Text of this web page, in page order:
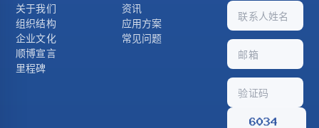
关于我们
组织结构
企业文化
顺博宣言
里程碑
资讯
应用方案
常见问题